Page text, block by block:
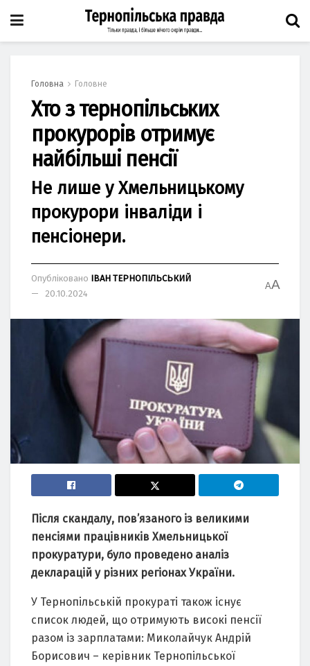
Головна Головне
Хто з тернопільських
прокурорів отримує
найбільші пенсії
Не лише у Хмельницькому
прокурори інваліди і
пенсіонери.
Опубліковано ІВАН ТЕРНОПІЛЬСЬКИЙ
20.10.2024
AA
Після скандалу, пов’язаного із великими
пенсіями працівників Хмельницької
прокуратури, було проведено аналіз
декларацій у різних регіонах України.
У Тернопільській прокураті також існує
список людей, що отримують високі пенсії
разом із зарплатами: Миколайчук Андрій
Борисович – керівник Тернопільської